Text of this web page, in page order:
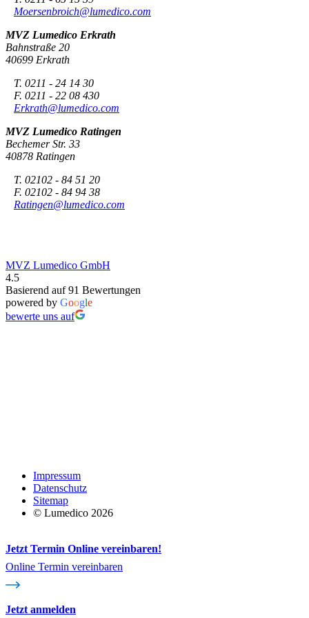
Moersenbroich@lumedico.com
MVZ Lumedico Erkrath
Bahnstraße 20
40699 Erkrath
T. 0211 - 24 14 30
F. 0211 - 22 08 430
Erkrath@lumedico.com
MVZ Lumedico Ratingen
Bechemer Str. 33
40878 Ratingen
T. 02102 - 84 51 20
F. 02102 - 84 94 38
Ratingen@lumedico.com
MVZ Lumedico GmbH
4.5
Basierend auf 91 Bewertungen
powered by Google
bewerte uns auf
Impressum
Datenschutz
Sitemap
© Lumedico 2026
Jetzt Termin Online vereinbaren!
Online Termin vereinbaren
Jetzt anmelden